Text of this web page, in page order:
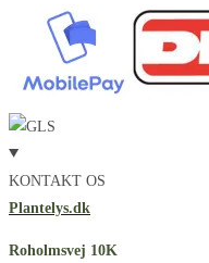
KONTAKT OS
Plantelys.dk
Roholmsvej 10K